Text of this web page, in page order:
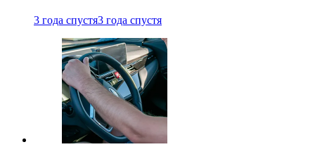
3 года спустя3 года спустя